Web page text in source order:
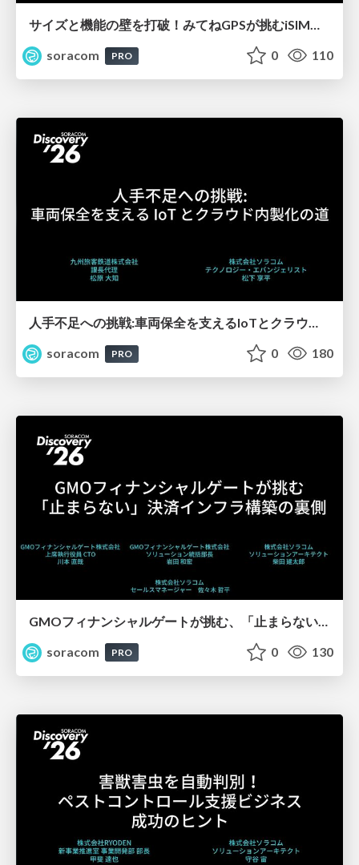
サイズと機能の壁を打破！みてねGPSが挑むiSIM活用秘話【SORACOM Discovery 2026】
soracom
PRO 0 110
人手不足への挑戦:車両保全を支えるIoTとクラウド内製化の道【SORACOM Discovery 2026】
soracom
PRO 0 180
soracom
PRO 0 130